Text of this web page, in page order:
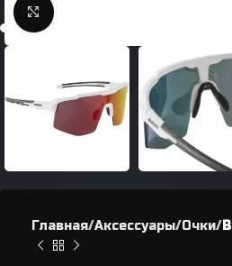
Нажмите, чтобы увеличить
Главная Аксессуары Очки